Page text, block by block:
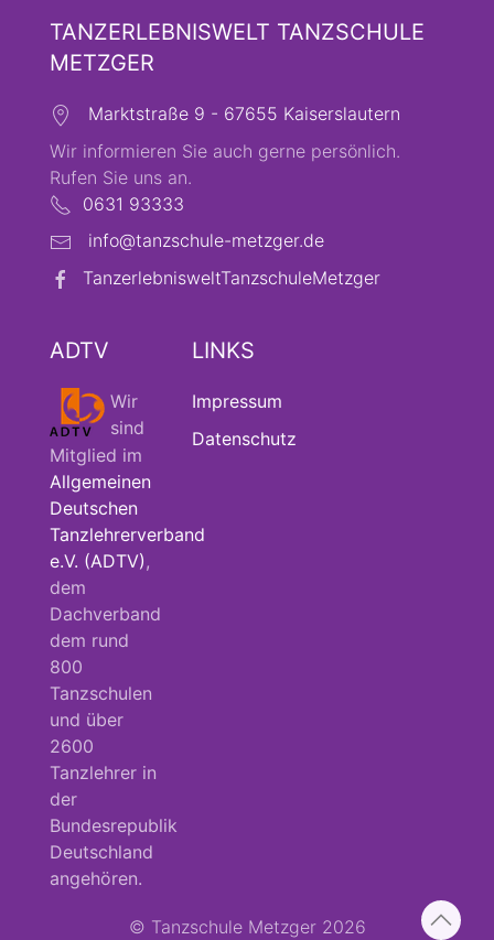
TANZERLEBNISWELT TANZSCHULE
METZGER
Marktstraße 9 - 67655 Kaiserslautern
Wir informieren Sie auch gerne persönlich.
Rufen Sie uns an.
0631 93333
info@tanzschule-metzger.de
TanzerlebnisweltTanzschuleMetzger
ADTV
Wir
sind
Mitglied im
Allgemeinen
Deutschen
Tanzlehrerverband
e.V. (ADTV) ,
dem
Dachverband
dem rund
800
Tanzschulen
und über
2600
Tanzlehrer in
der
Bundesrepublik
Deutschland
angehören.
LINKS
Impressum
Datenschutz
© Tanzschule Metzger 2026